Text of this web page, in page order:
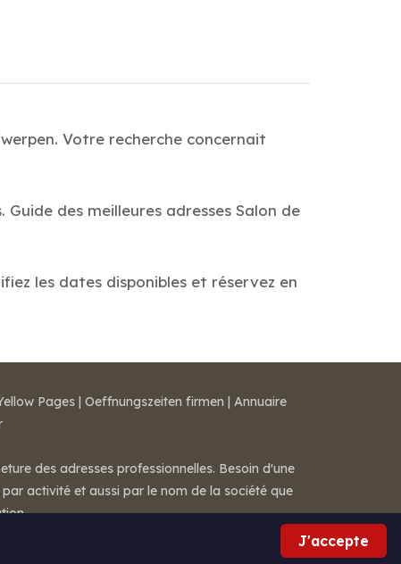
Votre recherche concernait
des meilleures adresses Salon de
les dates disponibles et réservez en
J'accepte
Pages | Oeffnungszeiten firmen | Annuaire
des adresses professionnelles. Besoin d'une
par activité et aussi par le nom de la société que